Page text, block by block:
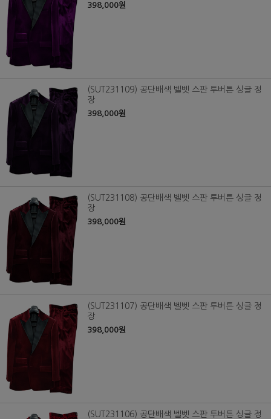
398,000원
(SUT231109) 공단배색 벨벳 스판 투버튼 싱글 정
장
398,000원
(SUT231108) 공단배색 벨벳 스판 투버튼 싱글 정
장
398,000원
(SUT231107) 공단배색 벨벳 스판 투버튼 싱글 정
장
398,000원
(SUT231106) 공단배색 벨벳 스판 투버튼 싱글 정